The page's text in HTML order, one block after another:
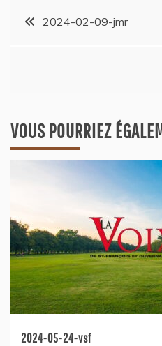
2024-02-09-jmr
VOUS POURRIEZ
2024-05-24-vsf